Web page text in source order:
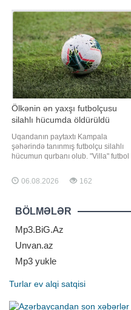
arxasında, printerin yanında eyni
poza ilə yenidən şəkil çəkdirib.
Məşhur fotonu 1997-ci ilin iyununda
fotomüxbi
Ölkənin ən yaxşı futbolçusu
silahlı hücumda öldürüldü
Uqandanın paytaxtı Kampala
şəhərində tanınmış futbolçu silahlı
hücumun qurbanı olub. "Villa" futbol
avqustun 4-ü axşam saatlarında
Makindaye rayonunda, yaşadığı
şəxslərin hücumuna məruz qalıb.
xəbər verir ki, "Daily Monitor"
06.08.2026 162
BÖLMƏLƏR
Mp3.BiG.Az
Unvan.az
Mp3 yukle
Turlar ev alqi satqisi